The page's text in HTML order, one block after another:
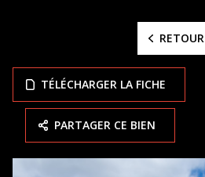
RETOUR
TÉLÉCHARGER LA FICHE
PARTAGER CE BIEN